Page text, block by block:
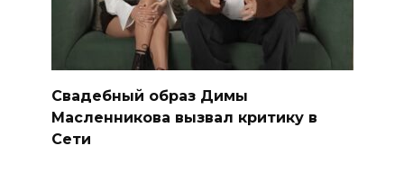
Свадебный образ Димы
Масленникова вызвал критику в
Сети